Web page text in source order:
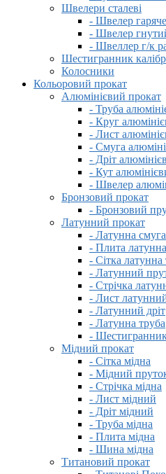
Швелери сталеві
- Швелер
- Швелер
- Швеллер г/к
Шестигранник
Колосники
Кольоровий прокат
Алюмінієвий прокат
- Труба
- Круг
- Лист
- Смуга
- Дріт
- Кут
- Швелер
Бронзовий прокат
- Бронзовий
Латунний прокат
- Латунна смуга
- Плита латунна
- Сітка латунна
- Латунний
- Стрічка
- Лист
- Латунний дріт
- Латунна труба
-
Мідний прокат
- Сітка мідна
- Мідний
- Стрічка мідна
- Лист мідний
- Дріт мідний
- Труба мідна
- Плита мідна
- Шина мідна
Титановий прокат